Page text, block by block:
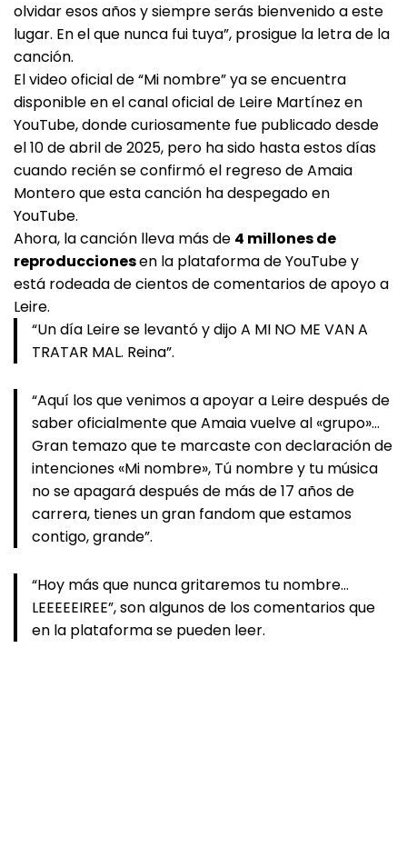
olvidar esos años y siempre serás bienvenido a este
lugar. En el que nunca fui tuya”, prosigue la letra de la
canción.
El video oficial de “Mi nombre” ya se encuentra
disponible en el canal oficial de Leire Martínez en
YouTube, donde curiosamente fue publicado desde
el 10 de abril de 2025, pero ha sido hasta estos días
cuando recién se confirmó el regreso de Amaia
Montero que esta canción ha despegado en
YouTube.
Ahora, la canción lleva más de 4 millones de
reproduccionesen la plataforma de YouTube y
está rodeada de cientos de comentarios de apoyo a
Leire.
“Un día Leire se levantó y dijo A MI NO ME VAN A
TRATAR MAL. Reina”.
“Aquí los que venimos a apoyar a Leire después de
saber oficialmente que Amaia vuelve al «grupo»…
Gran temazo que te marcaste con declaración de
intenciones «Mi nombre», Tú nombre y tu música
no se apagará después de más de 17 años de
carrera, tienes un gran fandom que estamos
contigo, grande”.
“Hoy más que nunca gritaremos tu nombre…
LEEEEEIREE”, son algunos de los comentarios que
en la plataforma se pueden leer.